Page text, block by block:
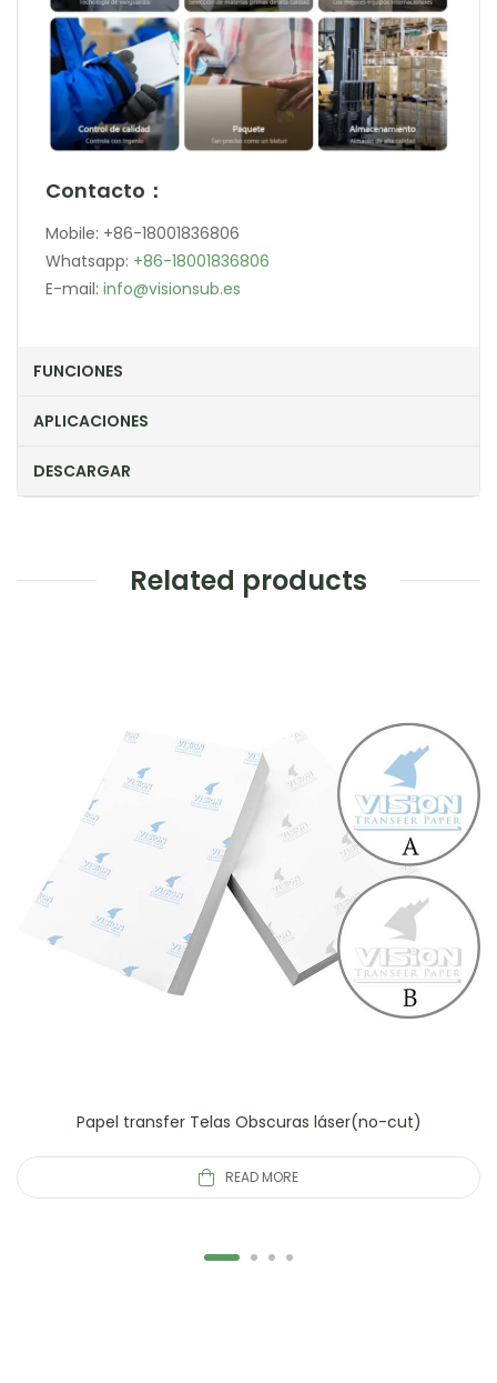
Contacto：
Mobile: +86-18001836806
Whatsapp: +86-18001836806
E-mail: info@visionsub.es
FUNCIONES
APLICACIONES
DESCARGAR
Related products
Papel transfer Telas Obscuras láser(no-cut)
READ MORE